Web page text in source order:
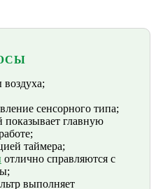
сенсорного типа;
главную
таймера;
отлично справляются с
выполняет